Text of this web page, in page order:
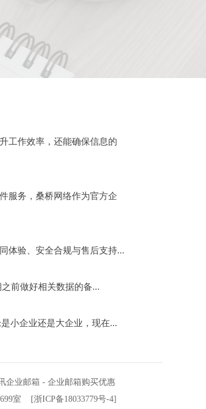
工作效率，还能确保信息的
服务，桑桥网络作为官方企
体验、安全合规与售后支持...
前做好相关数据的备...
小企业还是大企业，现在...
企业邮箱 - 企业邮箱购买优惠
室 [浙ICP备18033779号-4]